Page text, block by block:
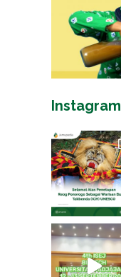
Instagram